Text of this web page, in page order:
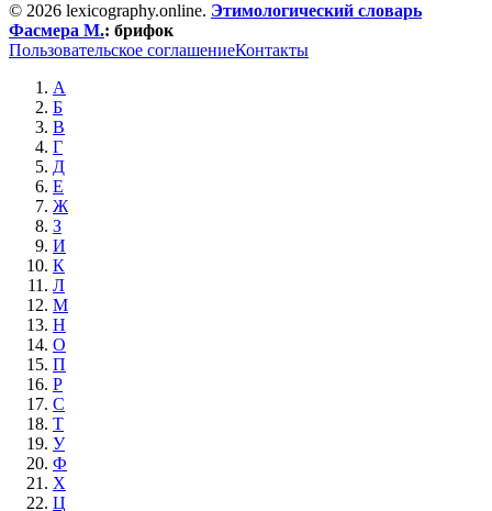
© 2026 lexicography.online. Этимологический словарь
Фасмера М.: брифок
Пользовательское соглашениеКонтакты
А
Б
В
Г
Д
Е
Ж
З
И
К
Л
М
Н
О
П
Р
С
Т
У
Ф
Х
Ц